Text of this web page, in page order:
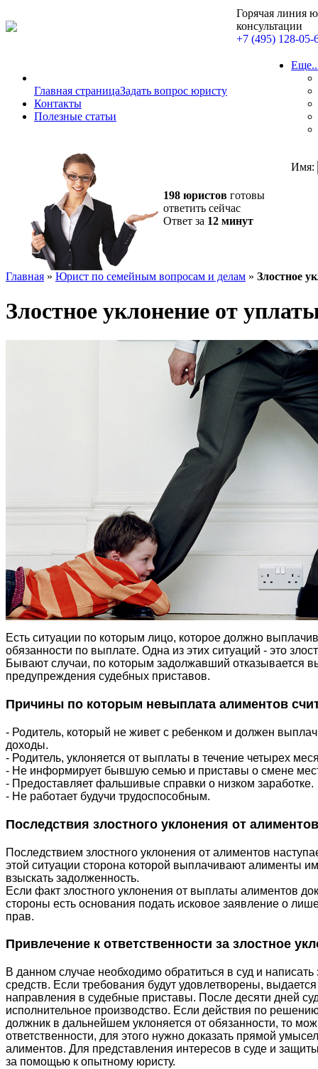
Горячая линия
консультации
+7 (495) 128-05-
Главная страницаЗадать вопрос юристу
Контакты
Полезные статьи
198 юристов готовы
ответить сейчас
Ответ за 12 минут
Имя:
Главная » Юрист по семейным вопросам и делам » Злостное
Злостное уклонение от
Есть ситуации по которым лицо, которое должно
обязанности по выплате. Одна из этих ситуаций - это
Бывают случаи, по которым задолжавший отказывается
предупреждения судебных приставов.
Причины по которым невыплата алиментов
- Родитель, который не живет с ребенком и должен
доходы.
- Родитель, уклоняется от выплаты в течение четырех
- Не информирует бывшую семью и приставы о смене
- Предоставляет фальшивые справки о низком заработке.
- Не работает будучи трудоспособным.
Последствия злостного уклонения от алиментов
Последствием злостного уклонения от алиментов
этой ситуации сторона которой выплачивают алименты
взыскать задолженность.
Если факт злостного уклонения от выплаты алиментов
стороны есть основания подать исковое заявление о
прав.
Привлечение к ответственности за злостное
В данном случае необходимо обратиться в суд и
средств. Если требования будут удовлетворены,
направления в судебные приставы. После десяти дней
исполнительное производство. Если действия по
должник в дальнейшем уклоняется от обязанности, то
ответственности, для этого нужно доказать прямой
алиментов. Для представления интересов в суде и
за помощью к опытному юристу.